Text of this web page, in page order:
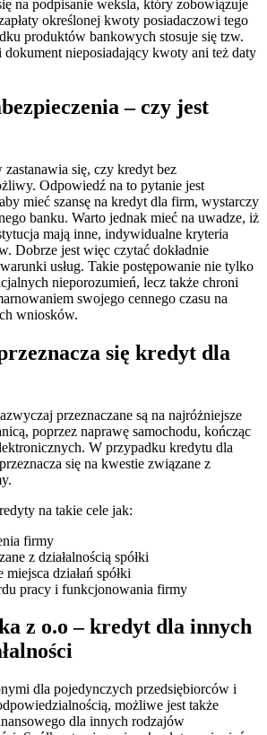
na podpisanie weksla, który zobowiązuje
określonej kwoty posiadaczowi tego
produktów bankowych stosuje się tzw.
nieposiadający kwoty ani też daty
– czy jest
się, czy kredyt bez
Odpowiedź na to pytanie jest
mieć szansę na kredyt dla firm, wystarczy
banku. Warto jednak mieć na uwadze, iż
mają inne, indywidualne kryteria
Dobrze jest więc czytać dokładnie
usług. Takie postępowanie nie tylko
nieporozumień, lecz także chroni
swojego cennego czasu na
wniosków.
się kredyt dla
przeznaczane są na najróżniejsze
poprzez naprawę samochodu, kończąc
W przypadku kredytu dla
się na kwestie związane z
na takie cele jak:
firmy
z działalnością spółki
miejsca działań spółki
pracy i funkcjonowania firmy
z o.o – kredyt dla innych
dla pojedynczych przedsiębiorców i
możliwe jest także
dla innych rodzajów